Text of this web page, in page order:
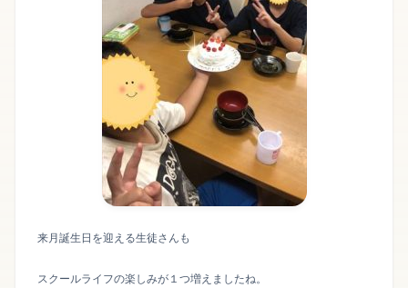
来月誕生日を迎える生徒さんも
スクールライフの楽しみが１つ増えましたね。